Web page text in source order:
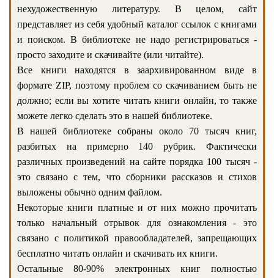
нехудожественную литературу. В целом, сайт
представляет из себя удобный каталог ссылок с книгами
и поиском. В библиотеке не надо регистрироваться -
просто заходите и скачивайте (или читайте).
Все книги находятся в заархивированном виде в
формате ZIP, поэтому проблем со скачиванием быть не
должно; если вы хотите читать книги онлайн, то также
можете легко сделать это в нашей библиотеке.
В нашей библиотеке собраны около 70 тысяч книг,
разбитых на примерно 140 рубрик. Фактически
различных произведений на сайте порядка 100 тысяч -
это связано с тем, что сборники рассказов и стихов
выложены обычно одним файлом.
Некоторые книги платные и от них можно прочитать
только начальный отрывок для ознакомления - это
связано с политикой правообладателей, запрещающих
бесплатно читать онлайн и скачивать их книги.
Остальные 80-90% электронных книг полностью